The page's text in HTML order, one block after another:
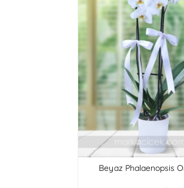
Beyaz Phalaenopsis